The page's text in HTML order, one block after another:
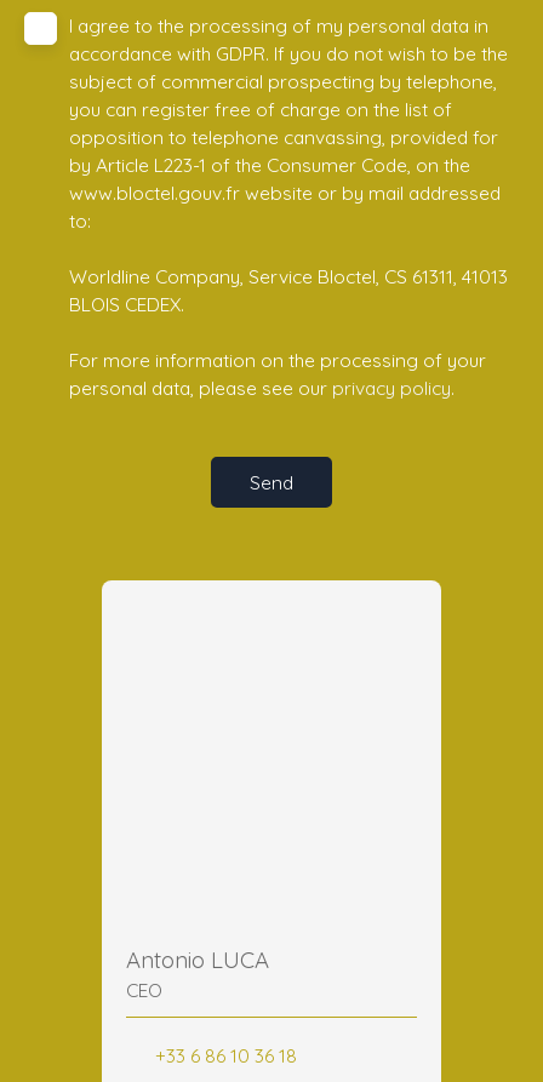
I agree to the processing of my personal data in
accordance with GDPR. If you do not wish to be the
subject of commercial prospecting by telephone,
you can register free of charge on the list of
opposition to telephone canvassing, provided for
by Article L223-1 of the Consumer Code, on the
www.bloctel.gouv.fr website or by mail addressed
to:
Worldline Company, Service Bloctel, CS 61311, 41013
BLOIS CEDEX.
For more information on the processing of your
personal data, please see our privacy policy.
Send
Antonio LUCA
CEO
+33 6 86 10 36 18